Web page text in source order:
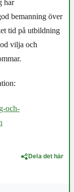
har
bemanning över
tid på utbildning
vilja och
och-
Dela det här